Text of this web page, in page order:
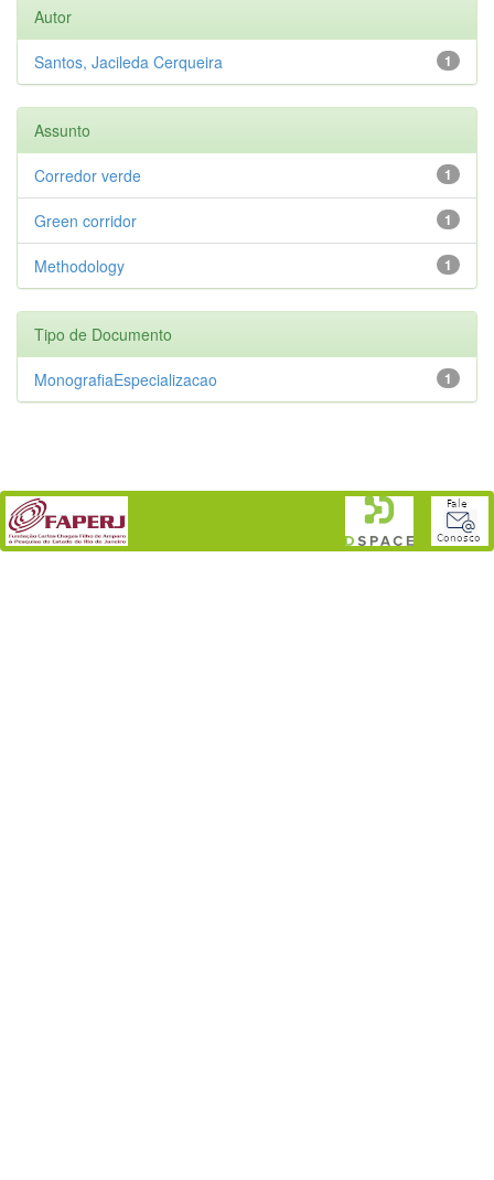
Autor
1
Santos, Jacileda Cerqueira
Assunto
1
Corredor verde
1
Green corridor
1
Methodology
Tipo de Documento
1
MonografiaEspecializacao